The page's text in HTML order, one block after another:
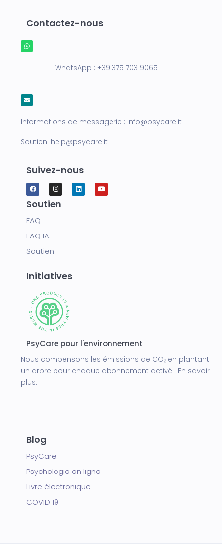
Contactez-nous
WhatsApp : +39 375 703 9065
Informations de messagerie : info@psycare.it
Soutien: help@psycare.it
Suivez-nous
Soutien
FAQ
FAQ IA.
Soutien
Initiatives
PsyCare pour l'environnement
Nous compensons les émissions de CO₂ en plantant
un arbre pour chaque abonnement activé : En savoir
plus.
Blog
PsyCare
Psychologie en ligne
Livre électronique
COVID 19